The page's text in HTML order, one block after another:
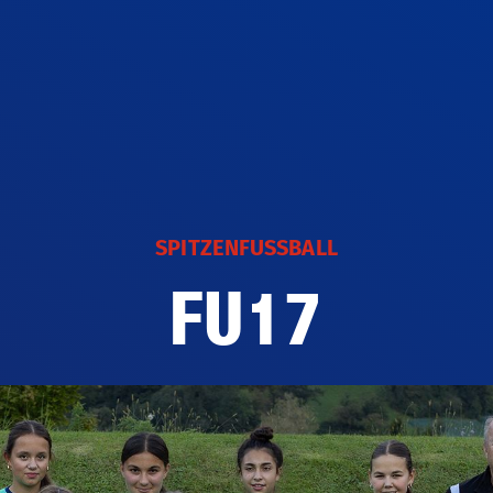
Nationalteams
Spitzenfussball
Talentförderung
SPITZENFUSSBALL
FU17